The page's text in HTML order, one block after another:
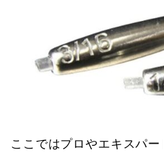
ここではプロやエキスパ